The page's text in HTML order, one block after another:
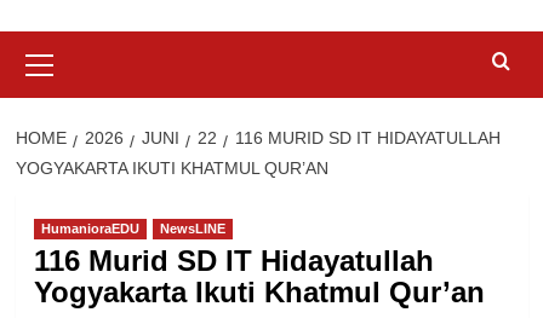
Menu
HOME 2026 JUNI 22
116 MURID SD IT HIDAYATULLAH
YOGYAKARTA IKUTI KHATMUL QUR’AN
HumanioraEDU NewsLINE
116 Murid SD IT Hidayatullah
Yogyakarta Ikuti Khatmul Qur’an